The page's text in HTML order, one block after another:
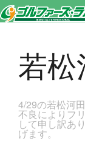
ッスン！
若
4/29の若松河
不良によりフ
して申し訳あ
げます。